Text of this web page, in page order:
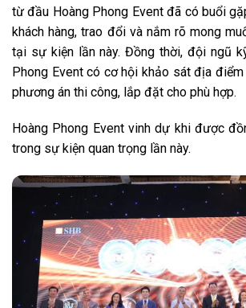
từ đầu Hoàng Phong Event đã có buổi
khách hàng, trao đổi và nắm rõ mong
tại sự kiện lần này. Đồng thời, đội ngũ
Phong Event có cơ hội khảo sát địa
phương án thi công, lắp đặt cho phù hợp.
Hoàng Phong Event vinh dự khi được
trong sự kiện quan trọng lần này.